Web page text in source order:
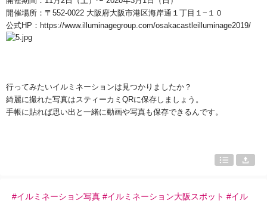
開催場所：〒 552-0022 大阪府大阪市港区海岸通１丁目１ − １０
公式HP ： https://www.illuminagegroup.com/osakacastleilluminage2019/
行ってみたいイルミネーションは見つかりましたか？
綺麗に撮れた写真はスティーカミ QRに保存しましょう。
手帳に貼れば思い出と一緒に動画や写真も保存できるんです。
#イルミネーション写真 #イルミネーション大阪スポット #イル